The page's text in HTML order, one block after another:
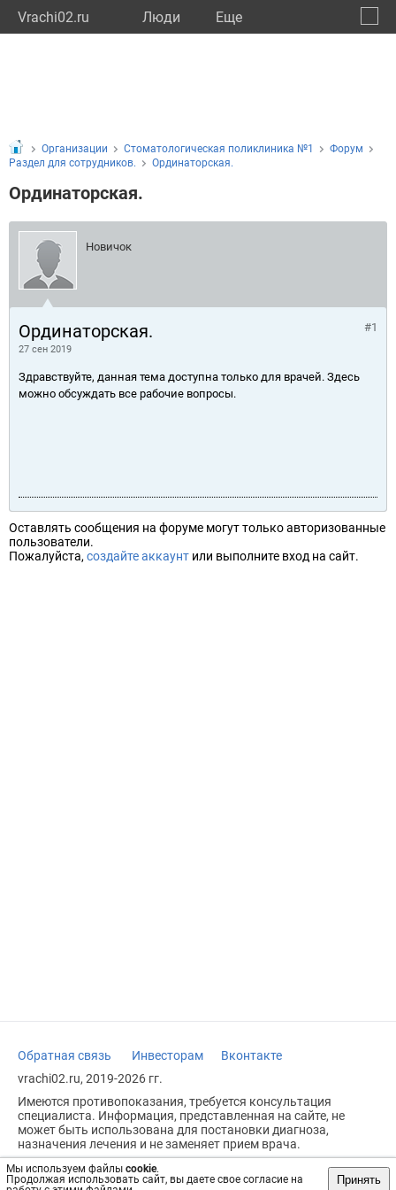
Vrachi02.ru Люди Eще
Мы используем файлы cookie.
Продолжая использовать сайт, вы даете свое согласие на
Принять
Организации Стоматологическая поликлиника №1
Форум
Раздел для сотрудников.
Ординаторская.
Ординаторская.
Новичок
Ординаторская.
27 сен 2019
#1
Здравствуйте, данная тема доступна только для врачей. Здесь
можно обсуждать все рабочие вопросы.
Оставлять сообщения на форуме могут только авторизованные
пользователи.
Пожалуйста, создайте аккаунт или выполните вход на сайт.
Обратная связь Инвесторам
Вконтакте
vrachi02.ru, 2019-2026 гг.
Имеются противопоказания, требуется консультация
специалиста. Информация, представленная на сайте, не
может быть использована для постановки диагноза,
назначения лечения и не заменяет прием врача.
Возрастное ограничение: 18+